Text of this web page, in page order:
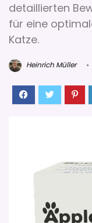
detaillierten
für eine
Katze.
Heinrich Müller